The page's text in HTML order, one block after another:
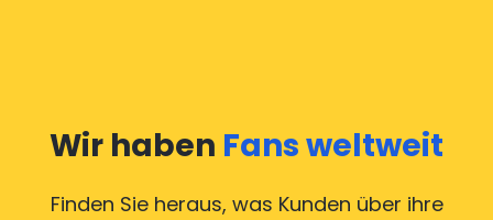
Wir haben Fans weltweit
Finden Sie heraus, was Kunden über ihre